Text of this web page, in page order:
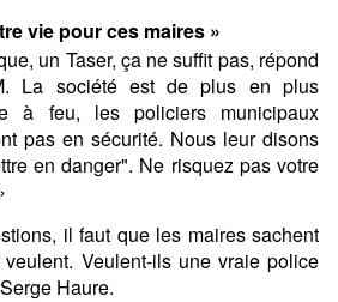
vie pour ces maires »
un Taser, ça ne suffit pas, répond
La société est de plus en plus
à feu, les policiers municipaux
pas en sécurité. Nous leur disons
en danger". Ne risquez pas votre
il faut que les maires sachent
veulent. Veulent-ils une vraie police
Haure.